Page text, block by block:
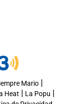
Mario|
Heat | La Popu |